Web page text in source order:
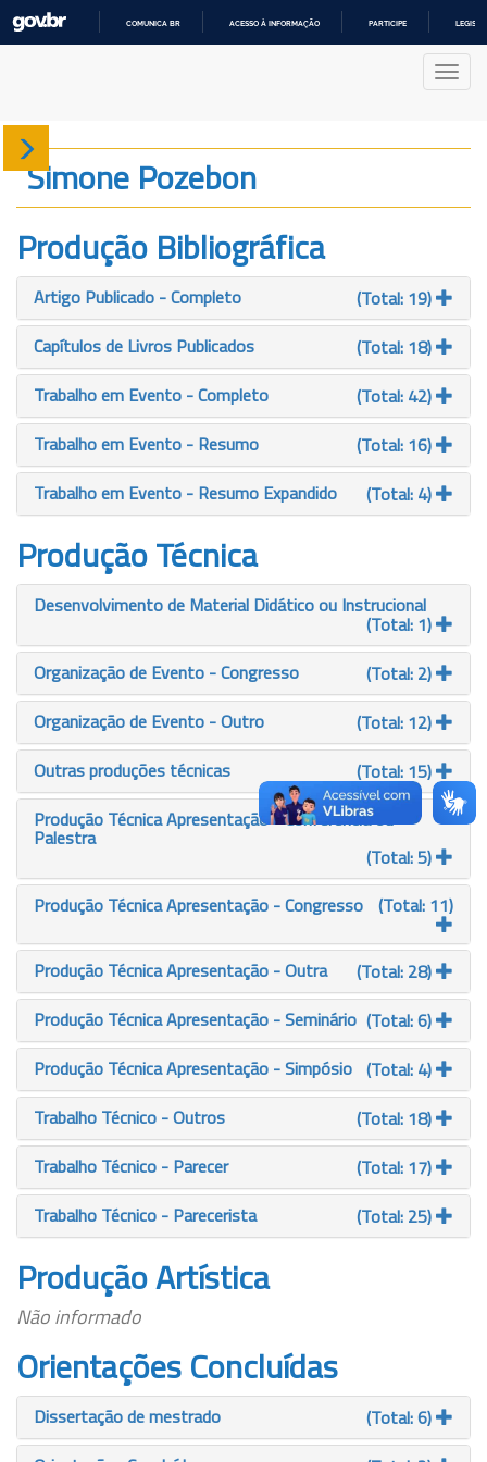
COMUNICA BR ACESSO À INFORMAÇÃO PARTICIPE
Sobre
Produção
Projetos
Gráficos
Simone Pozebon
Produção Bibliográfica
Artigo Publicado - Completo
(Total: 19)
Capítulos de Livros Publicados
(Total: 18)
Trabalho em Evento - Completo
(Total: 42)
Trabalho em Evento - Resumo
(Total: 16)
Trabalho em Evento - Resumo Expandido
(Total: 4)
Produção Técnica
Desenvolvimento de Material Didático ou Instrucional
(Total: 1)
Organização de Evento - Congresso
(Total: 2)
Organização de Evento - Outro
(Total: 12)
Outras produções técnicas
(Total: 15)
Produção Técnica Apresentação - Conferência ou
Palestra
(Total: 5)
Produção Técnica Apresentação - Congresso (Total: 11)
Produção Técnica Apresentação - Outra
(Total: 28)
Produção Técnica Apresentação - Seminário (Total: 6)
Produção Técnica Apresentação - Simpósio (Total: 4)
Trabalho Técnico - Outros
(Total: 18)
Trabalho Técnico - Parecer
(Total: 17)
Trabalho Técnico - Parecerista
(Total: 25)
Produção Artística
Não informado
Orientações Concluídas
Dissertação de mestrado
(Total: 6)